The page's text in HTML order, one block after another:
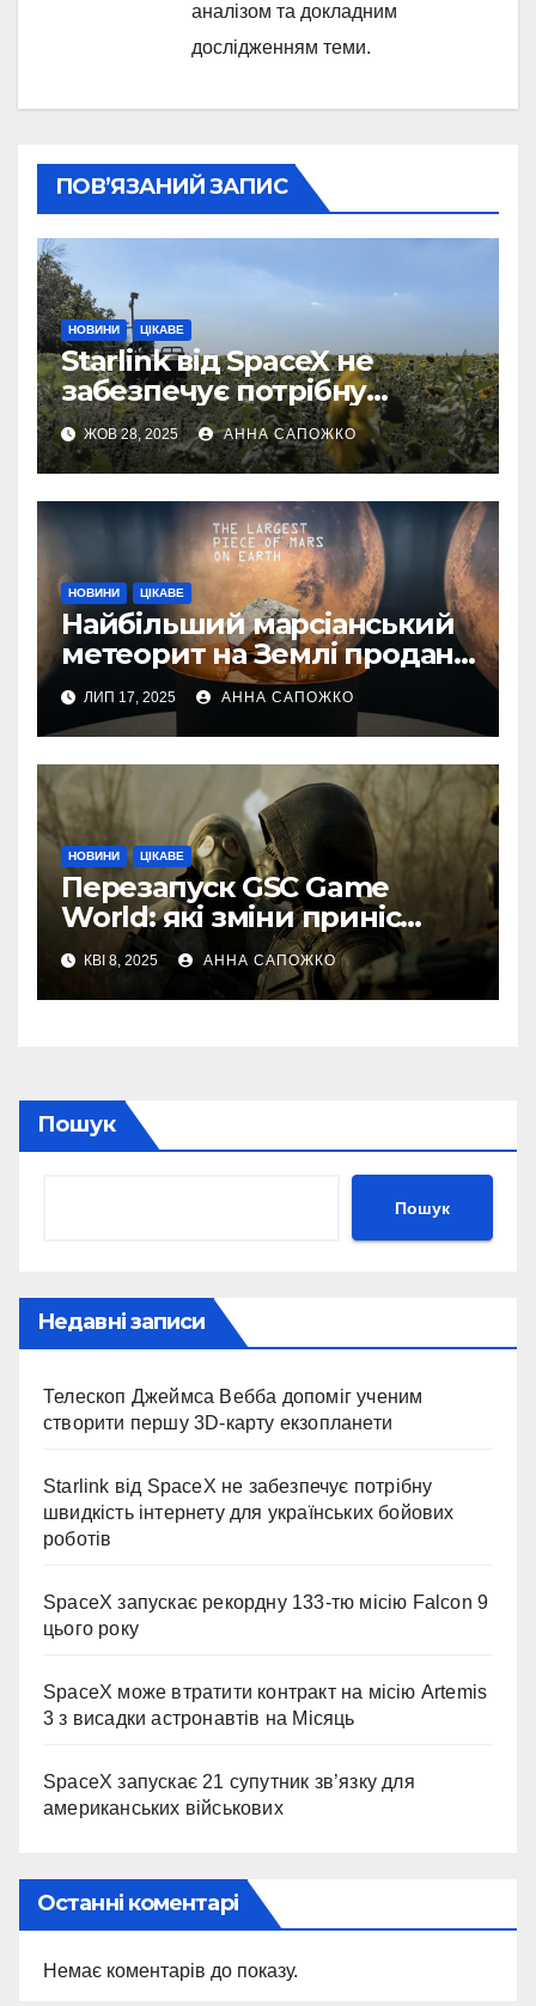
аналізом та докладним
дослідженням теми.
ПОВ’ЯЗАНИЙ ЗАПИС
НОВИНИ ЦІКАВЕ
Starlink від SpaceX не
забезпечує потрібну
швидкість інтернету для
українських бойових
роботів
ЖОВ 28, 2025 АННА САПОЖКО
НОВИНИ ЦІКАВЕ
Найбільший марсіанський
метеорит на Землі продано
за 4,3 мільйона доларів
ЛИП 17, 2025 АННА САПОЖКО
НОВИНИ ЦІКАВЕ
Перезапуск GSC Game
World: які зміни приніс
новий власник Максим
Кріппа
КВІ 8, 2025 АННА САПОЖКО
Пошук
Пошук
Недавні записи
Телескоп Джеймса Вебба допоміг ученим
створити першу 3D-карту екзопланети
Starlink від SpaceX не забезпечує потрібну
швидкість інтернету для українських бойових
роботів
SpaceX запускає рекордну 133-тю місію Falcon 9
цього року
SpaceX може втратити контракт на місію Artemis
3 з висадки астронавтів на Місяць
SpaceX запускає 21 супутник зв’язку для
американських військових
Останні коментарі
Немає коментарів до показу.